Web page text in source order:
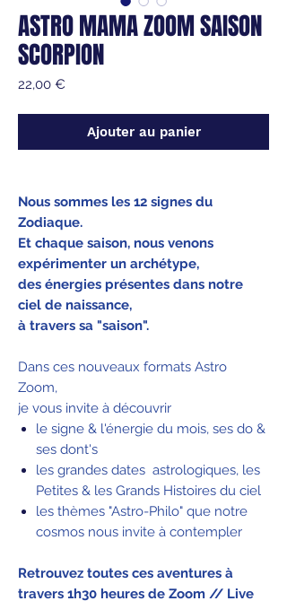
ASTRO MAMA ZOOM SAISON
SCORPION
22,00 €
Ajouter au panier
Nous sommes les 12 signes du
Zodiaque.
Et chaque saison, nous venons
expérimenter un archétype,
des énergies présentes dans notre
ciel de naissance,
à travers sa "saison".
Dans ces nouveaux formats Astro
Zoom,
je vous invite à découvrir
le signe & l'énergie du mois, ses do &
ses dont's
les grandes dates astrologiques, les
Petites & les Grands Histoires du ciel
les thèmes "Astro-Philo" que notre
cosmos nous invite à contempler
Retrouvez toutes ces aventures à
travers 1h30 heures de Zoom // Live